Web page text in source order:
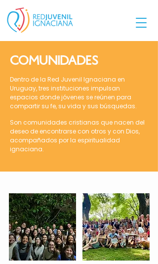
COMUNIDADES
Dentro de la Red Juvenil Ignaciana en
Uruguay, tres instituciones impulsan
espacios donde jóvenes se reúnen para
compartir su fe, su vida y sus búsquedas.
Son comunidades cristianas que nacen del
deseo de encontrarse con otros y con Dios,
acompañados por la espiritualidad
ignaciana.